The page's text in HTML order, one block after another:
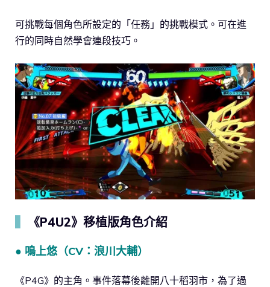
可挑戰每個角色所設定的「任務」的挑戰模式。可在進
行的同時自然學會連段技巧。
《P4U2》移植版角色介紹
● 鳴上悠（CV：浪川大輔）
《P4G》的主角。事件落幕後離開八十稻羽市，為了過